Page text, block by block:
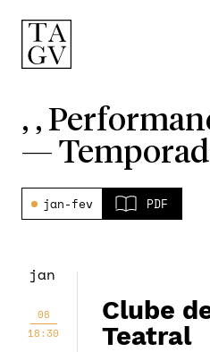
, ,
—
jan-fev PDF
jan
08
18:30
Clube
Teatral